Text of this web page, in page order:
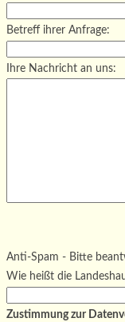
Betreff ihrer Anfrage:
Ihre Nachricht an uns:
Bitte lasse dieses Feld
Anti-Spam - Bitte
Wie heißt die
Zustimmung zur